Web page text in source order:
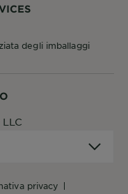
privacy
degli imballaggi